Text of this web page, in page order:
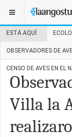
ESTÁ AQUÍ:
OBSERVADORES DE
CENSO DE AVES EN EL
Villa la